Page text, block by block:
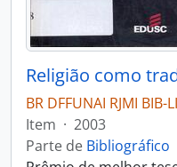
BR DFFUNAI RJMI
Item · 2003
Parte de Bibliográfico